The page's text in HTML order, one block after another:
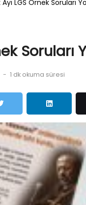
Ayı LGS Örnek Soruları
Soruları
- 1 dk okuma süresi